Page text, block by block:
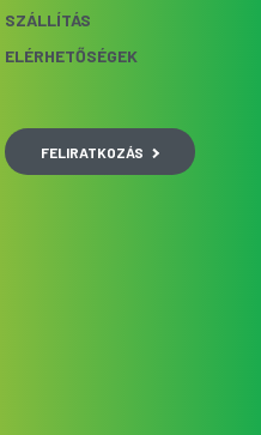
SZÁLLÍTÁS
ELÉRHETŐSÉGEK
FELIRATKOZÁS